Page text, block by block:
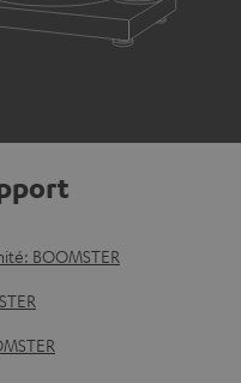
BOOMSTER